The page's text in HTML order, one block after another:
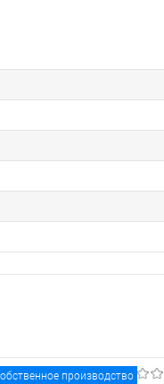
производство